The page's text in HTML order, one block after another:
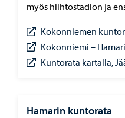
myös hiihtostadion ja
Kokonniemen
Kokonniemi –
Kuntorata kartalla,
Hamarin kuntorata